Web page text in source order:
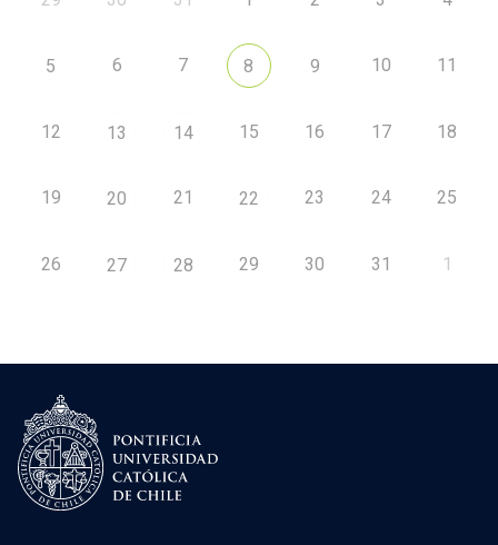
5 6 7 8 9 10 11
12 13 14 15 16 17 18
19 20 21 22 23 24 25
26 27 28 29 30 31 1